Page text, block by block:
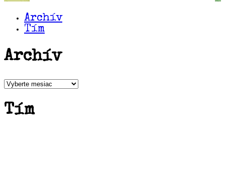
Archív
Tím
Archív
Archív
Tím